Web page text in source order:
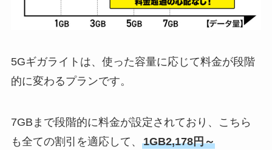
5Gギガライトは、使った容量に応じて料金が段階
的に変わるプランです。
7GBまで段階的に料金が設定されており、こちら
も全ての割引を適応して、 1GB2,178円～